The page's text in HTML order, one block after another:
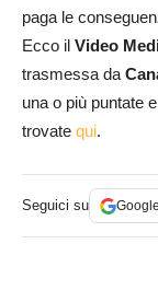
paga le
Ecco il Video
trasmessa da
una o più puntate
trovate qui.
Seguici su Google